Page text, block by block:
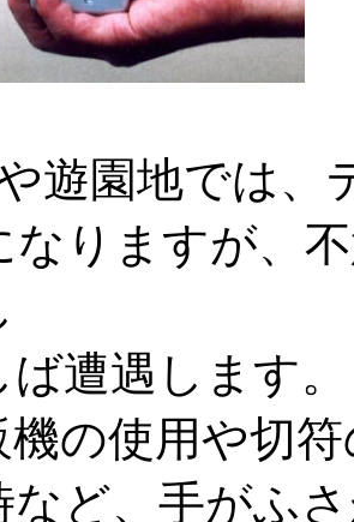
遊園地では、
りますが、
遇します。
使用や切符
など、手がふ